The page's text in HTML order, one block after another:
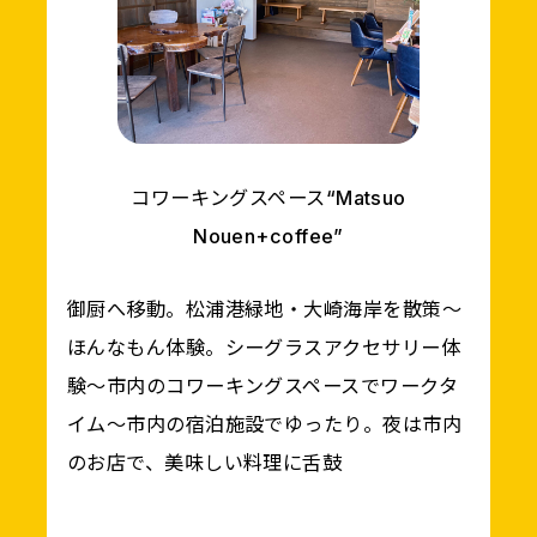
コワーキングスペース“Matsuo
Nouen+coffee”
御厨へ移動。松浦港緑地・大崎海岸を散策～
ほんなもん体験。シーグラスアクセサリー体
験～市内のコワーキングスペースでワークタ
イム～市内の宿泊施設でゆったり。夜は市内
のお店で、美味しい料理に舌鼓